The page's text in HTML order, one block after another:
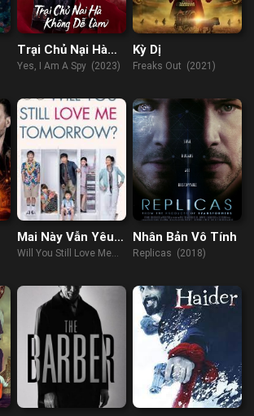
Trại Chủ Nại Hà
Không Dễ Làm
Yes, I Am A Spy (2023)
Kỳ Dị
Freaks Out (2021)
Mai Này Vẫn Yêu
Em
Will You Still Love Me
Nhân Bản Vô Tính
Replicas (2018)